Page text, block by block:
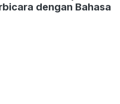
dengan Bahasa